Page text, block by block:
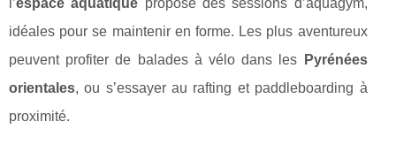
l’espace aquatique propose des sessions d’aquagym,
idéales pour se maintenir en forme. Les plus aventureux
peuvent profiter de balades à vélo dans les
Pyrénées
orientales, ou s’essayer au rafting et paddleboarding à
proximité.